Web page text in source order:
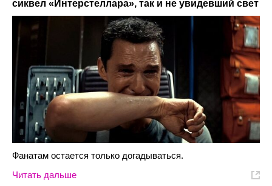
сиквел «Интерстеллара», так и не увидевший свет
Фанатам остается только догадываться.
Читать дальше